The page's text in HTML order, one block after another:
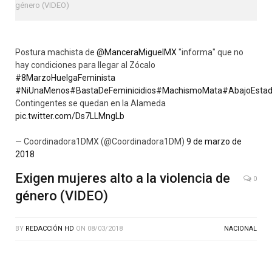
género (VIDEO)
Postura machista de @ManceraMiguelMX "informa" que no
hay condiciones para llegar al Zócalo
#8MarzoHuelgaFeminista
#NiUnaMenos#BastaDeFeminicidios#MachismoMata
Contingentes se quedan en la Alameda
pic.twitter.com/Ds7LLMngLb
— Coordinadora1DMX (@Coordinadora1DM) 9 de marzo de
2018
Exigen mujeres alto a la violencia de
género (VIDEO)
0
BY REDACCIÓN HD ON 08/03/2018 NACIONAL